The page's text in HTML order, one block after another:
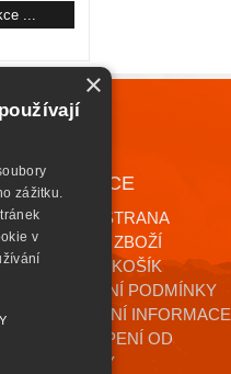
...
NAVIGACE
ÚVODNÍ STRANA
KATALOG ZBOŽÍ
NÁKUPNÍ KOŠÍK
OBCHODNÍ PODMÍNKY
KONTAKTNÍ INFORMACE
ODSTOUPENÍ OD
SMLOUVY
×
zážitku.
v